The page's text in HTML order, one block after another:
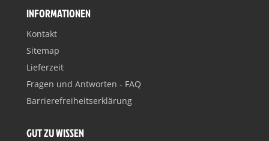
INFORMATIONEN
Kontakt
Sitemap
Lieferzeit
Fragen und Antworten - FAQ
Barrierefreiheitserklärung
GUT ZU WISSEN